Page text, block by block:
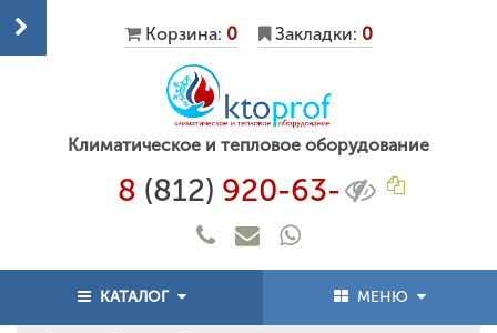
Корзина: 0 Закладки: 0
Климатическое и тепловое оборудование
8 (812) 920-63-
КАТАЛОГ МЕНЮ